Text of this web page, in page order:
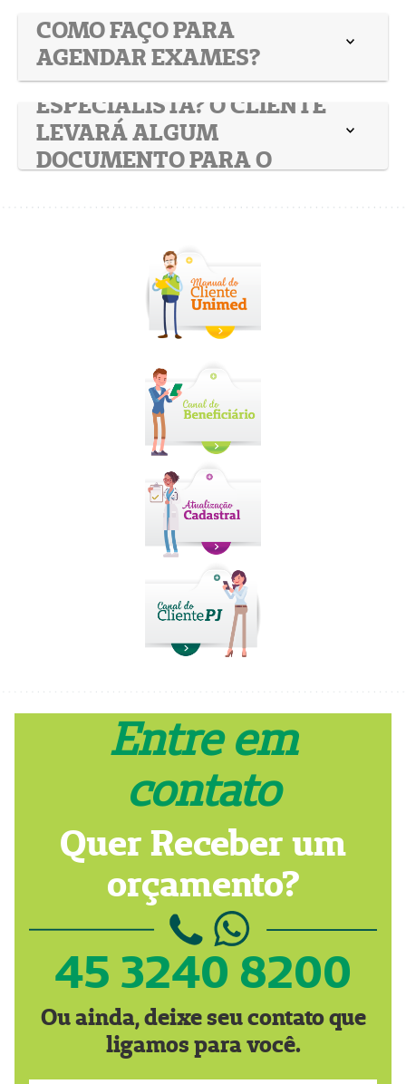
COMO FAÇO PARA
AGENDAR EXAMES?
COMO SERÁ REALIZADO O
ENCAMINHAMENTO
PARA O MÉDICO
ESPECIALISTA? O CLIENTE
LEVARÁ ALGUM
DOCUMENTO PARA O
CASO SEJA
Entre em
contato
Quer Receber um
orçamento?
45 3240 8200
Ou ainda, deixe seu contato que
ligamos para você.